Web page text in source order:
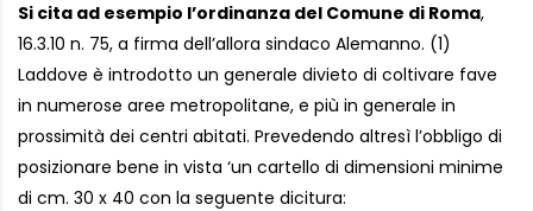
Si cita ad esempio l’ordinanza del Comune di Roma,
16.3.10 n. 75, a firma dell’allora sindaco Alemanno. (1)
Laddove è introdotto un generale divieto di coltivare fave
in numerose aree metropolitane, e più in generale in
prossimità dei centri abitati. Prevedendo altresì l’obbligo di
posizionare bene in vista ‘un cartello di dimensioni minime
di cm. 30 x 40 con la seguente dicitura: